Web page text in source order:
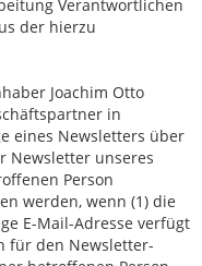
Verantwortlichen
der hierzu
Joachim Otto
in
eines Newsletters über
Newsletter unseres
Person
werden, wenn (1) die
E-Mail-Adresse verfügt
für den Newsletter-